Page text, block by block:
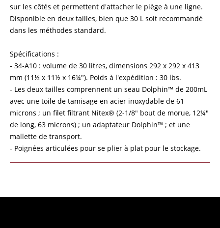
sur les côtés et permettent d'attacher le piège à une ligne.
Disponible en deux tailles, bien que 30 L soit recommandé
dans les méthodes standard.
Spécifications :
- 34-A10 : volume de 30 litres, dimensions 292 x 292 x 413
mm (11½ x 11½ x 16¼"). Poids à l'expédition : 30 lbs.
- Les deux tailles comprennent un seau Dolphin™ de 200mL
avec une toile de tamisage en acier inoxydable de 61
microns ; un filet filtrant Nitex® (2-1/8" bout de morue, 12¼"
de long, 63 microns) ; un adaptateur Dolphin™ ; et une
mallette de transport.
- Poignées articulées pour se plier à plat pour le stockage.